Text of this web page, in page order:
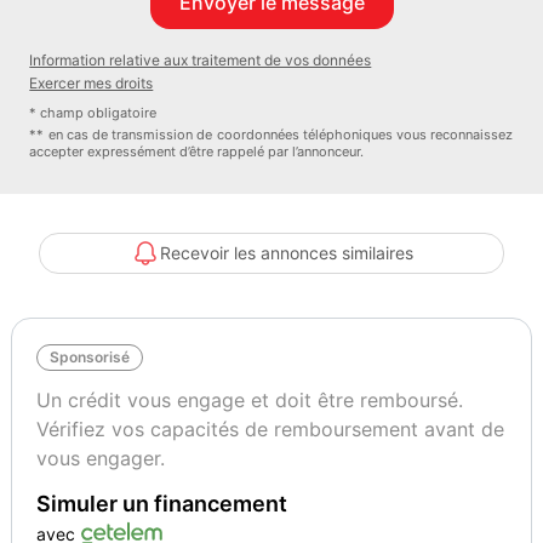
3 mois
Information relative aux traitement de vos données
Exercer mes droits
* champ obligatoire
** en cas de transmission de coordonnées téléphoniques vous reconnaissez
accepter expressément d’être rappelé par l’annonceur.
Recevoir les annonces similaires
Sponsorisé
Un crédit vous engage et doit être remboursé.
Vérifiez vos capacités de remboursement avant de
vous engager.
Simuler un financement
avec